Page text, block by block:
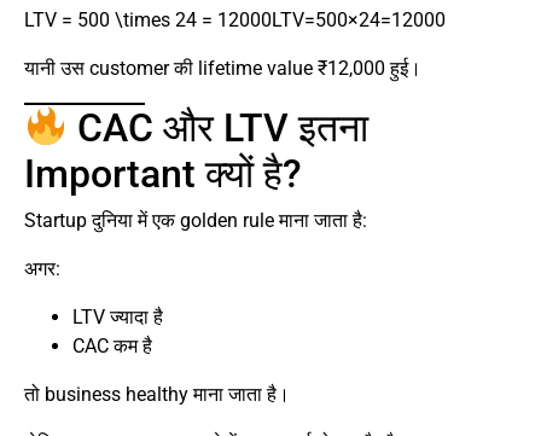
LTV = 500 \times 24 = 12000LTV=500×24=12000
यानी उस customer की lifetime value ₹12,000 हुई।
CAC और LTV इतना
Important क्यों है?
Startup दुनिया में एक golden rule माना जाता है:
अगर:
LTV ज्यादा है
CAC कम है
तो business healthy माना जाता है।